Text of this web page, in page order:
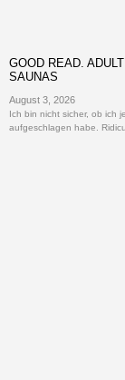
GOOD READ.
SAUNAS
August 3, 2026
Ich bin nicht sicher, ob ich
aufgeschlagen habe.